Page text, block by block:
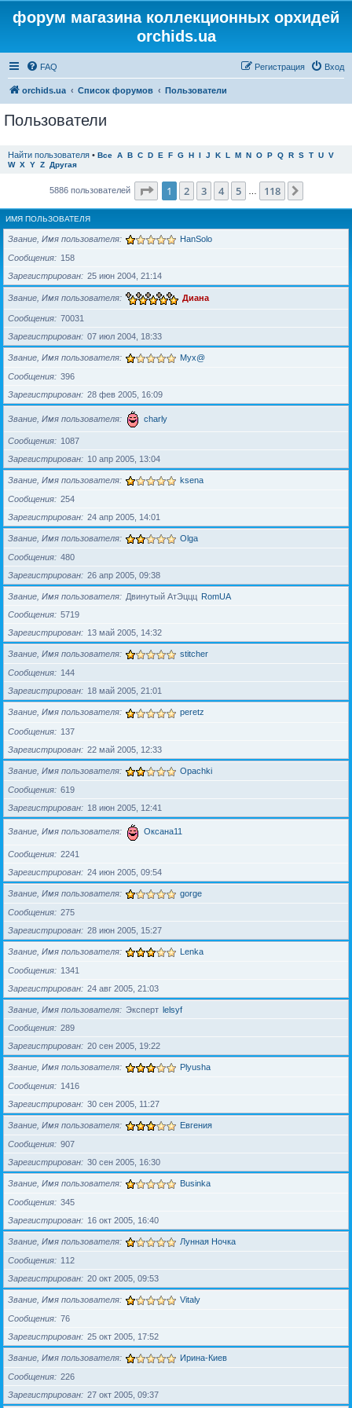
форум магазина коллекционных орхидей
orchids.ua
FAQ Вход
Регистрация
orchids.ua Список форумов Пользователи
Пользователи
Найти пользователя • Все A B C D E F G H I J K L M N O P Q R S T U V
W X Y Z Другая
5886 пользователей Страница из 118
1 2 3 4 5 118
ИМЯ ПОЛЬЗОВАТЕЛЯ
Звание, Имя пользователя HanSolo
Сообщения
158
Зарегистрирован
25 июн 2004, 21:14
Звание, Имя пользователя Диана
Сообщения
70031
Зарегистрирован
07 июл 2004, 18:33
Звание, Имя пользователя Myx@
Сообщения
396
Зарегистрирован
28 фев 2005, 16:09
Звание, Имя пользователя charly
Сообщения
1087
Зарегистрирован
10 апр 2005, 13:04
Звание, Имя пользователя ksena
Сообщения
254
Зарегистрирован
24 апр 2005, 14:01
Звание, Имя пользователя Olga
Сообщения
480
Зарегистрирован
26 апр 2005, 09:38
Звание, Имя пользователя Двинутый АтЭццц RomUA
Сообщения
5719
Зарегистрирован
13 май 2005, 14:32
Звание, Имя пользователя stitcher
Сообщения
144
Зарегистрирован
18 май 2005, 21:01
Звание, Имя пользователя peretz
Сообщения
137
Зарегистрирован
22 май 2005, 12:33
Звание, Имя пользователя Opachki
Сообщения
619
Зарегистрирован
18 июн 2005, 12:41
Звание, Имя пользователя Оксана11
Сообщения
2241
Зарегистрирован
24 июн 2005, 09:54
Звание, Имя пользователя gorge
Сообщения
275
Зарегистрирован
28 июн 2005, 15:27
Звание, Имя пользователя Lenka
Сообщения
1341
Зарегистрирован
24 авг 2005, 21:03
Звание, Имя пользователя Эксперт lelsyf
Сообщения
289
Зарегистрирован
20 сен 2005, 19:22
Звание, Имя пользователя Plyusha
Сообщения
1416
Зарегистрирован
30 сен 2005, 11:27
Звание, Имя пользователя Евгения
Сообщения
907
Зарегистрирован
30 сен 2005, 16:30
Звание, Имя пользователя Businka
Сообщения
345
Зарегистрирован
16 окт 2005, 16:40
Звание, Имя пользователя Лунная Ночка
Сообщения
112
Зарегистрирован
20 окт 2005, 09:53
Звание, Имя пользователя Vitaly
Сообщения
76
Зарегистрирован
25 окт 2005, 17:52
Звание, Имя пользователя Ирина-Киев
Сообщения
226
Зарегистрирован
27 окт 2005, 09:37